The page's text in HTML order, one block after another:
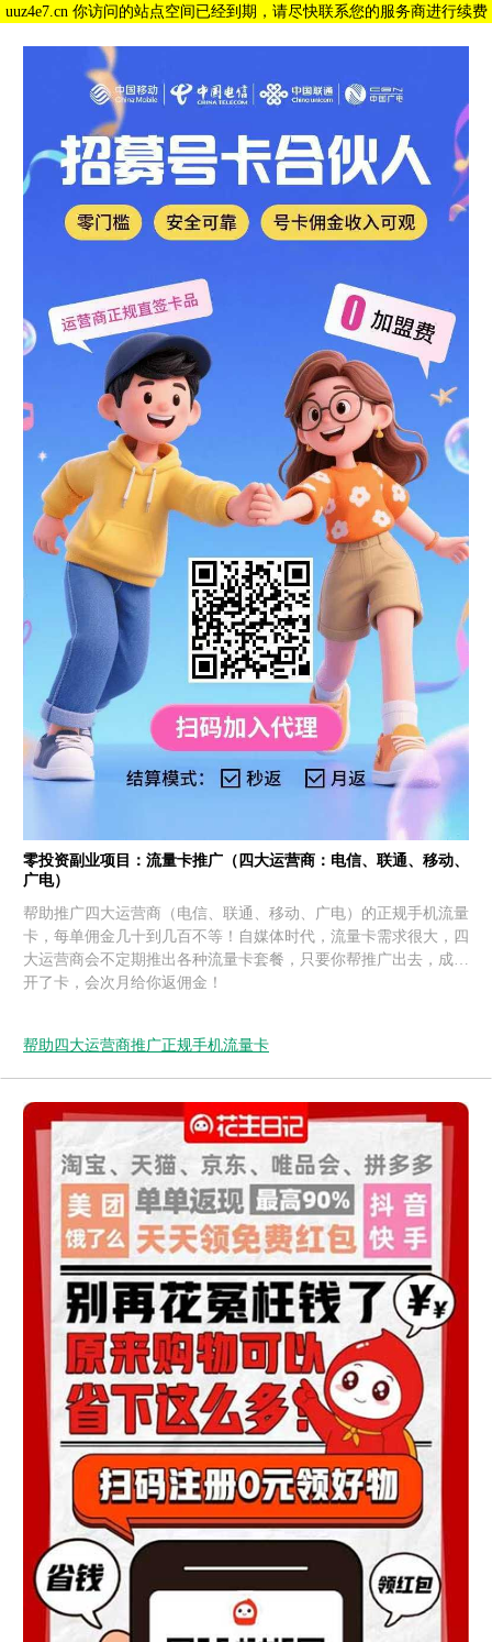
uuz4e7.cn 你访问的站点空间已经到期，请尽快联系您的服务商进行续费
零投资副业项目：流量卡推广（四大运营商：电信、联通、移动、
广电）
帮助推广四大运营商（电信、联通、移动、广电）的正规手机流量
卡，每单佣金几十到几百不等！自媒体时代，流量卡需求很大，四
大运营商会不定期推出各种流量卡套餐，只要你帮推广出去，成功
开了卡，会次月给你返佣金！
帮助四大运营商推广正规手机流量卡